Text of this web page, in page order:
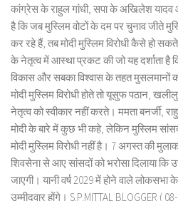
कांग्रेस के राहुल गांधी, सपा के अखिलेश यादव
है कि जब मुस्लिम वोटों के दम पर चुनाव जीते
कर रहे हैं, तब मोदी मुस्लिम विरोधी कैसे हो सकते
के नेतृत्व में आस्था प्रकट की जो यह दर्शाता है
विकास और सबका विश्वास के तहत मुसलमानों
मोदी मुस्लिम विरोधी होते तो यूसुफ पठान,
नेतृत्व को स्वीकार नहीं करते। ममता बनर्जी,
मोदी के बारे में कुछ भी कहे, लेकिन मुस्लिम
मोदी मुस्लिम विरोधी नहीं है। 7 अगस्त की
शिवसेना से आए सांसदों को भरोसा दिलाया कि
जाएगी। यानी वर्ष 2029 में होने वाले
उम्मीदवार होंगे। S.P.MITTAL BLOGGER (